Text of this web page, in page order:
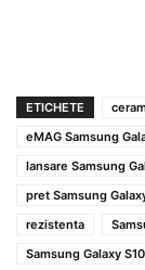
ETICHETE
eMAG Samsung
lansare Samsung
pret Samsung
rezistenta
Samsung Galaxy